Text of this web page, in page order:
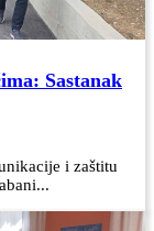
Sastanak
i zaštitu